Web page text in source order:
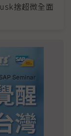
捨超微全面